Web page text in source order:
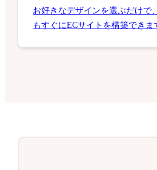
お好きなデザインを選ぶだけで
もすぐにECサイトを構築できま